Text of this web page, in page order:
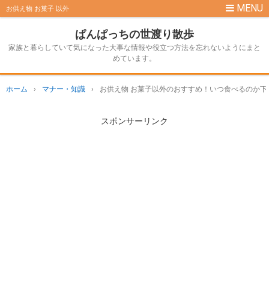
お供え物 お菓子 以外
ぱんぱっちの世渡り散歩
家族と暮らしていて気になった大事な情報や役立つ方法を忘れないようにまと
めています。
ホーム › マナー・知識 › お供え物 お菓子以外のおすすめ！いつ食べるのか
スポンサーリンク